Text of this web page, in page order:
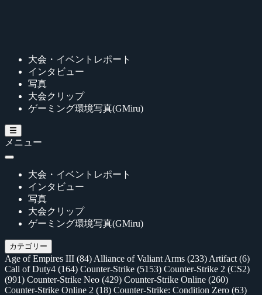
大会・イベントレポート
インタビュー
写真
大会クリップ
ゲーミング環境写真(GMiru)
メニュー
大会・イベントレポート
インタビュー
写真
大会クリップ
ゲーミング環境写真(GMiru)
カテゴリー
Age of Empires III (84) Alliance of Valiant Arms (233) Artifact (6)
Call of Duty4 (164) Counter-Strike (5153) Counter-Strike 2 (CS2)
(991) Counter-Strike Neo (429) Counter-Strike Online (260)
Counter-Strike Online 2 (18) Counter-Strike: Condition Zero (63)